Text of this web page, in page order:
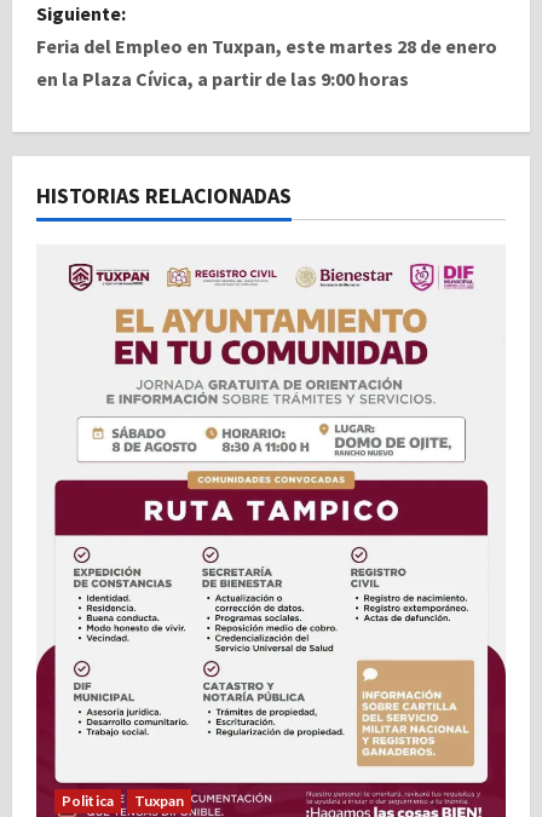
e
g
a
c
n
r
Siguiente:
Feria del Empleo en Tuxpan, este martes 28 de enero
en la Plaza Cívica, a partir de las 9:00 horas
HISTORIAS RELACIONADAS
Politica Tuxpan